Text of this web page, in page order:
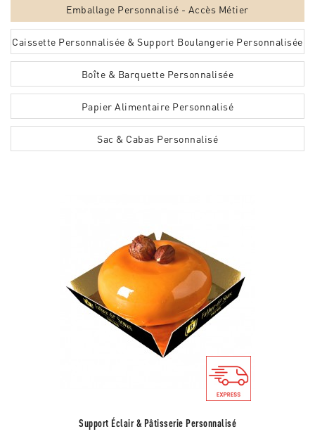
Emballage Personnalisé - Accès Métier
Caissette Personnalisée & Support Boulangerie Personnalisée
Boîte & Barquette Personnalisée
Papier Alimentaire Personnalisé
Sac & Cabas Personnalisé
Support Éclair & Pâtisserie Personnalisé